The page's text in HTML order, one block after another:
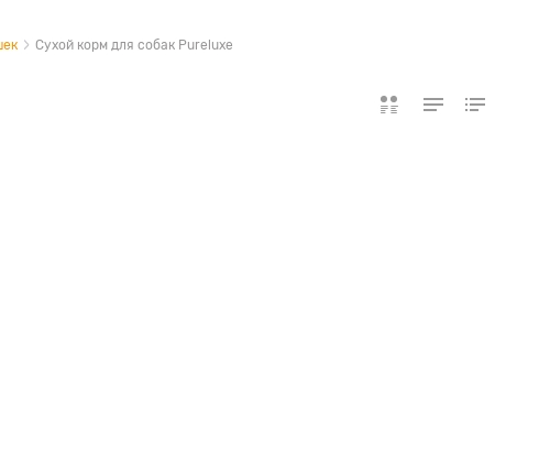
Сухой корм для собак Pureluxe